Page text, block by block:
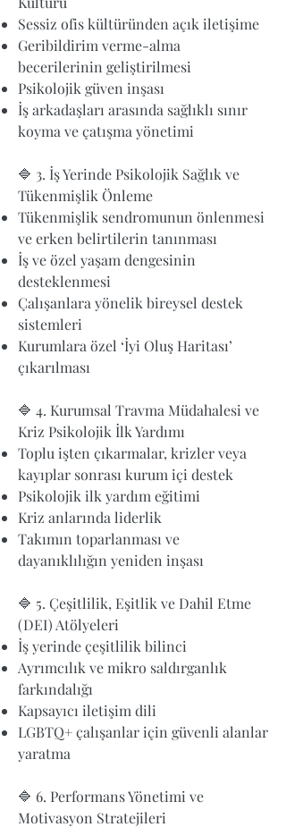
Sessiz ofis kültüründen açık iletişime
Geribildirim verme-alma
becerilerinin geliştirilmesi
Psikolojik güven inşası
İş arkadaşları arasında sağlıklı sınır
koyma ve çatışma yönetimi
🔷 3. İş Yerinde Psikolojik Sağlık ve
Tükenmişlik Önleme
Tükenmişlik sendromunun önlenmesi
ve erken belirtilerin tanınması
İş ve özel yaşam dengesinin
desteklenmesi
Çalışanlara yönelik bireysel destek
sistemleri
Kurumlara özel ‘İyi Oluş Haritası’
çıkarılması
🔷 4. Kurumsal Travma Müdahalesi ve
Kriz Psikolojik İlk Yardımı
Toplu işten çıkarmalar, krizler veya
kayıplar sonrası kurum içi destek
Psikolojik ilk yardım eğitimi
Kriz anlarında liderlik
Takımın toparlanması ve
dayanıklılığın yeniden inşası
🔷 5. Çeşitlilik, Eşitlik ve Dahil Etme
(DEI) Atölyeleri
İş yerinde çeşitlilik bilinci
Ayrımcılık ve mikro saldırganlık
farkındalığı
Kapsayıcı iletişim dili
LGBTQ+ çalışanlar için güvenli alanlar
yaratma
🔷 6. Performans Yönetimi ve
Motivasyon Stratejileri